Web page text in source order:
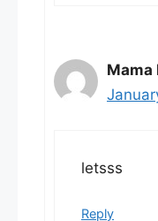
Mama
letsss
Reply